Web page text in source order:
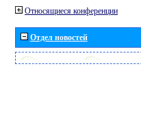
Относящиеся конференции
Отдел новостей